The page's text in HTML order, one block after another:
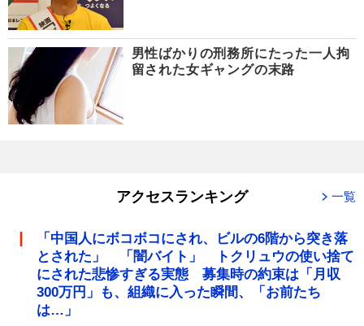
男性ばかりの刑務所にたった一人拘
留された女ギャングの末路
アクセスランキング 一覧
「中国人にボコボコにされ、ビルの6階から突き落
とされた」 「闇バイト」 トクリュウの使い捨て
にされた悲惨すぎる実態 募集時の約束は「月収
300万円」も、組織に入った瞬間、「お前たち
は…」